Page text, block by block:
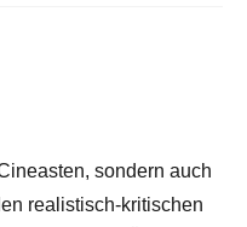
sondern auch
realistisch-kritischen